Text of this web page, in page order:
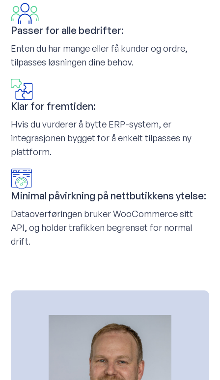
Passer for alle bedrifter:
Enten du har mange eller få kunder og ordre,
tilpasses løsningen dine behov.
Klar for fremtiden:
Hvis du vurderer å bytte ERP-system, er
integrasjonen bygget for å enkelt tilpasses ny
plattform.
Minimal påvirkning på nettbutikkens ytelse:
Dataoverføringen bruker WooCommerce sitt
API, og holder trafikken begrenset for normal
drift.